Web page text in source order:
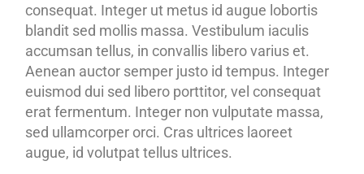
consequat. Integer ut metus id augue lobortis
blandit sed mollis massa. Vestibulum iaculis
accumsan tellus, in convallis libero varius et.
Aenean auctor semper justo id tempus. Integer
euismod dui sed libero porttitor, vel consequat
erat fermentum. Integer non vulputate massa,
sed ullamcorper orci. Cras ultrices laoreet
augue, id volutpat tellus ultrices.